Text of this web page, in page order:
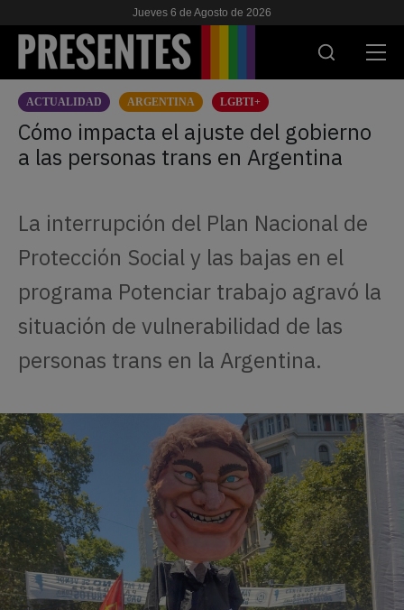
Jueves 6 de Agosto de 2026
ACTUALIDAD
INVESTIGACIONES
ESCUELA
APOYANOS
ACTUALIDAD ARGENTINA LGBTI+
Cómo impacta el ajuste del gobierno
a las personas trans en Argentina
La interrupción del Plan Nacional de
Protección Social y las bajas en el
programa Potenciar trabajo agravó la
situación de vulnerabilidad de las
personas trans en la Argentina.